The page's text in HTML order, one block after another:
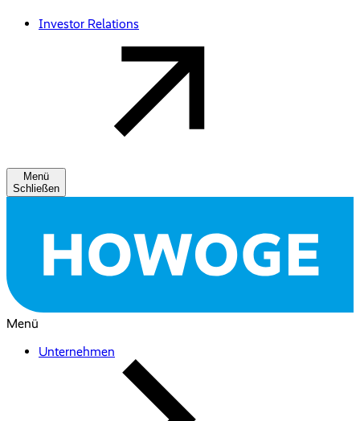
Investor Relations
Menü
Schließen
Menü
Unternehmen